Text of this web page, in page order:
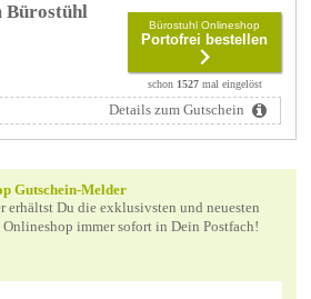
Bürostühl
Bürostuhl Onlineshop
Portofrei bestellen
schon 1527mal eingelöst
Details zum Gutschein
Gutschein-Melder
erhältst Du die exklusivsten und neuesten
immer sofort in Dein Postfach!